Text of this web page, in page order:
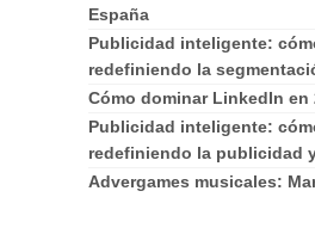
España
Publicidad inteligente:
redefiniendo la
Cómo dominar LinkedIn en
Publicidad inteligente:
redefiniendo la publicidad
Advergames musicales: